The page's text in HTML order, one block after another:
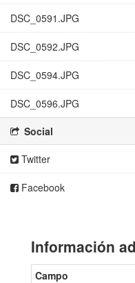
DSC_0591.JPG
DSC_0592.JPG
DSC_0594.JPG
DSC_0596.JPG
Social
Twitter
Facebook
Información
Campo